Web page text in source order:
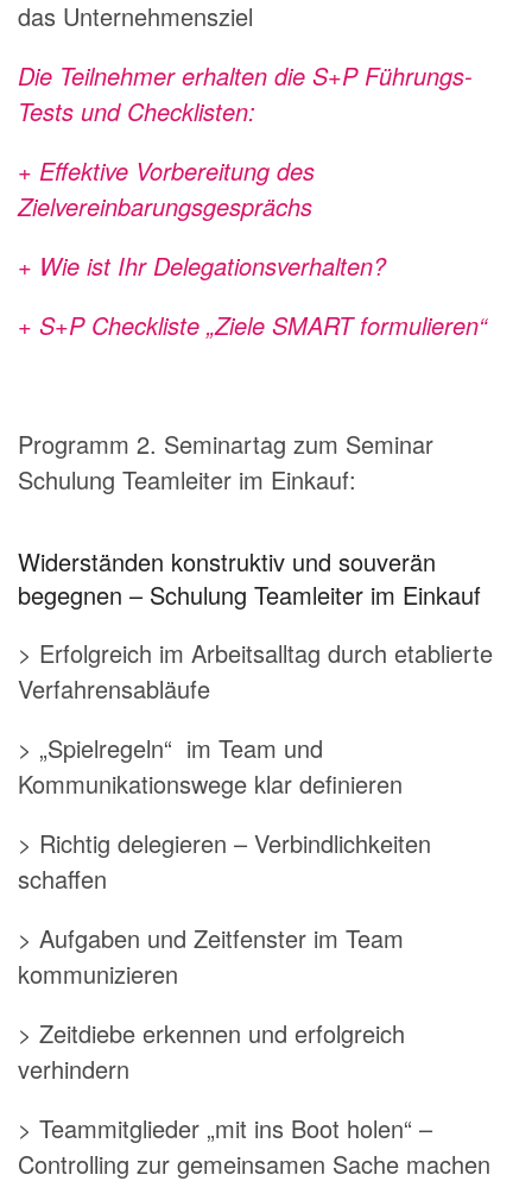
das Unternehmensziel
Die Teilnehmer erhalten die S+P Führungs-
Tests und Checklisten:
+ Effektive Vorbereitung des
Zielvereinbarungsgesprächs
+ Wie ist Ihr Delegationsverhalten?
+ S+P Checkliste „Ziele SMART formulieren“
Programm 2. Seminartag zum Seminar
Schulung Teamleiter im Einkauf:
Widerständen konstruktiv und souverän
begegnen – Schulung Teamleiter im Einkauf
> Erfolgreich im Arbeitsalltag durch etablierte
Verfahrensabläufe
> „Spielregeln“ im Team und
Kommunikationswege klar definieren
> Richtig delegieren – Verbindlichkeiten
schaffen
> Aufgaben und Zeitfenster im Team
kommunizieren
> Zeitdiebe erkennen und erfolgreich
verhindern
> Teammitglieder „mit ins Boot holen“ –
Controlling zur gemeinsamen Sache machen